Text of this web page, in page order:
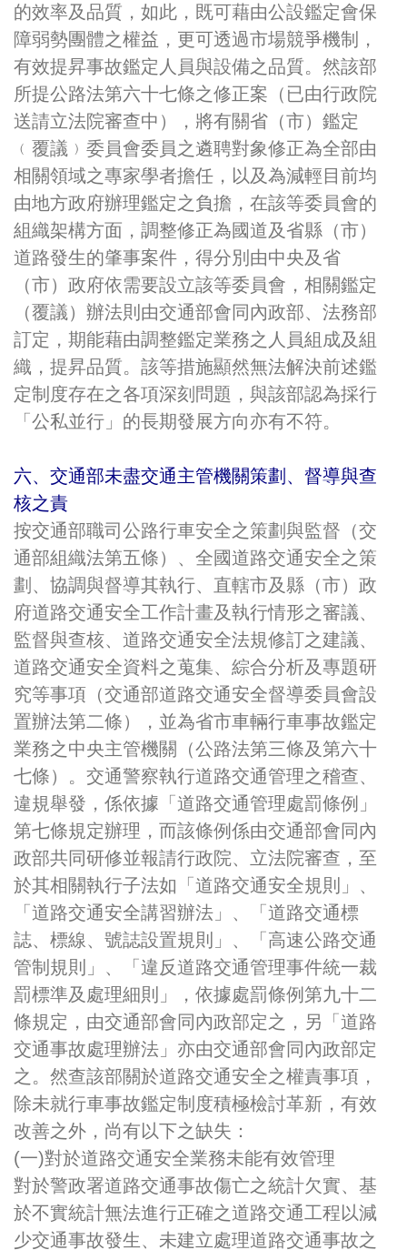
的效率及品質，如此，既可藉由公設鑑定會保
障弱勢團體之權益，更可透過市場競爭機制，
有效提昇事故鑑定人員與設備之品質。然該部
所提公路法第六十七條之修正案（已由行政院
送請立法院審查中），將有關省（市）鑑定
﹙覆議﹚委員會委員之遴聘對象修正為全部由
相關領域之專家學者擔任，以及為減輕目前均
由地方政府辦理鑑定之負擔，在該等委員會的
組織架構方面，調整修正為國道及省縣（市）
道路發生的肇事案件，得分別由中央及省
（市）政府依需要設立該等委員會，相關鑑定
（覆議）辦法則由交通部會同內政部、法務部
訂定，期能藉由調整鑑定業務之人員組成及組
織，提昇品質。該等措施顯然無法解決前述鑑
定制度存在之各項深刻問題，與該部認為採行
「公私並行」的長期發展方向亦有不符。
六、交通部未盡交通主管機關策劃、督導與查
核之責
按交通部職司公路行車安全之策劃與監督（交
通部組織法第五條）、全國道路交通安全之策
劃、協調與督導其執行、直轄市及縣（市）政
府道路交通安全工作計畫及執行情形之審議、
監督與查核、道路交通安全法規修訂之建議、
道路交通安全資料之蒐集、綜合分析及專題研
究等事項（交通部道路交通安全督導委員會設
置辦法第二條），並為省市車輛行車事故鑑定
業務之中央主管機關（公路法第三條及第六十
七條）。交通警察執行道路交通管理之稽查、
違規舉發，係依據「道路交通管理處罰條例」
第七條規定辦理，而該條例係由交通部會同內
政部共同研修並報請行政院、立法院審查，至
於其相關執行子法如「道路交通安全規則」、
「道路交通安全講習辦法」、「道路交通標
誌、標線、號誌設置規則」、「高速公路交通
管制規則」、「違反道路交通管理事件統一裁
罰標準及處理細則」，依據處罰條例第九十二
條規定，由交通部會同內政部定之，另「道路
交通事故處理辦法」亦由交通部會同內政部定
之。然查該部關於道路交通安全之權責事項，
除未就行車事故鑑定制度積極檢討革新，有效
改善之外，尚有以下之缺失：
(一)對於道路交通安全業務未能有效管理
對於警政署道路交通事故傷亡之統計欠實、基
於不實統計無法進行正確之道路交通工程以減
少交通事故發生、未建立處理道路交通事故之